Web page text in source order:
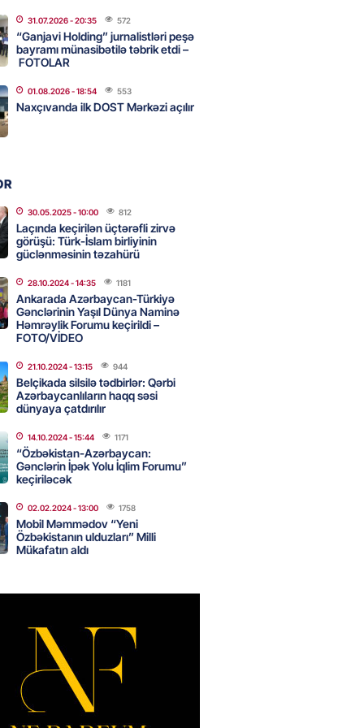
UNESCO-dakı yeni
kimdir? – DOSYE
- 16:00
pozan 26 nəfər tutuldu
və Yaroslavldakı
zavodunu vurub
- 15:30
Azərbaycanla bağlı tapşırıq
hərəkətə keçdi
kartını indi sifariş
komissiyasız
- 15:07 87
sədr müavinini AZCON
Ukraynaya qaz tədarük
hazırdır – Ceyhun Bayramov
- 14:45
31.07.2026- 20:35 572
“Ganjavi Holding” jurnalistləri peşə
bayramı münasibətilə təbrik etdi –
FOTOLAR
01.08.2026- 18:54 553
Naxçıvanda ilk DOST Mərkəzi açılır
30.05.2025- 10:00 812
Laçında keçirilən üçtərəfli zirvə
görüşü: Türk-İslam birliyinin
güclənməsinin təzahürü
28.10.2024- 14:35 1181
Ankarada Azərbaycan-Türkiyə
Gənclərinin Yaşıl Dünya Naminə
Həmrəylik Forumu keçirildi –
FOTO/VİDEO
21.10.2024- 13:15 944
Belçikada silsilə tədbirlər: Qərbi
Azərbaycanlıların haqq səsi
dünyaya çatdırılır
14.10.2024- 15:44 1171
“Özbəkistan-Azərbaycan:
Gənclərin İpək Yolu İqlim Forumu”
keçiriləcək
02.02.2024- 13:00 1758
Mobil Məmmədov “Yeni
Özbəkistanın ulduzları” Milli
Mükafatın aldı